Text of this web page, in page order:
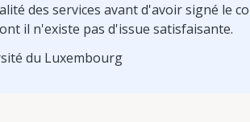
des services avant d'avoir signé le
il n'existe pas d'issue satisfaisante.
du Luxembourg